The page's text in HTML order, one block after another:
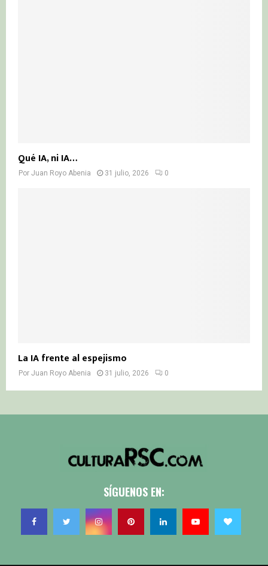
Qué IA, ni IA…
Por Juan Royo Abenia 31 julio, 2026 0
La IA frente al espejismo
Por Juan Royo Abenia 31 julio, 2026 0
SÍGUENOS EN: